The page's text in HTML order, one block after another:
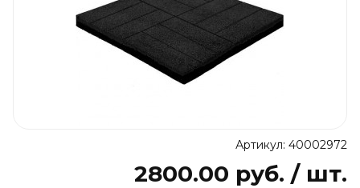
Артикул: 40002972
2800.00 руб. / шт.